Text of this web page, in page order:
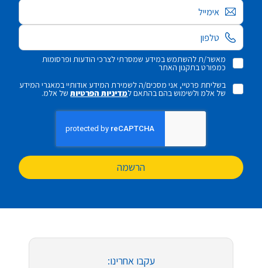
אימייל
מאשר/ת להשתמש במידע שמסרתי לצרכי הודעות ופרסומות
כמפורט בתקנון האתר
בשליחת פרטיי, אני מסכים/ה לשמירת המידע אודותיי במאגרי המידע
של אלמ ולשימוש בהם בהתאם למדיניות הפרטיותשל אלמ.
הרשמה
עקבו אחרינו: